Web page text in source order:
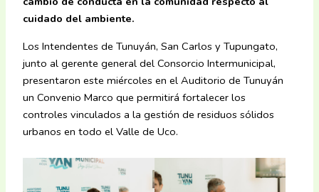
cuidado del ambiente.
Los Intendentes de Tunuyán, San Carlos y Tupungato,
junto al gerente general del Consorcio Intermunicipal,
presentaron este miércoles en el Auditorio de Tunuyán
un Convenio Marco que permitirá fortalecer los
controles vinculados a la gestión de residuos sólidos
urbanos en todo el Valle de Uco.